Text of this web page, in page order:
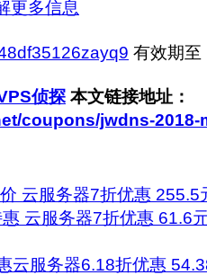
更多信息
有效期
侦探 本文链接地址：
coupons/jwdns-
云服务器7折优惠 255.5
云服务器7折优惠 61.6
云服务器6.18折优惠